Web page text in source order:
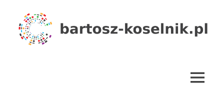
content
MENU